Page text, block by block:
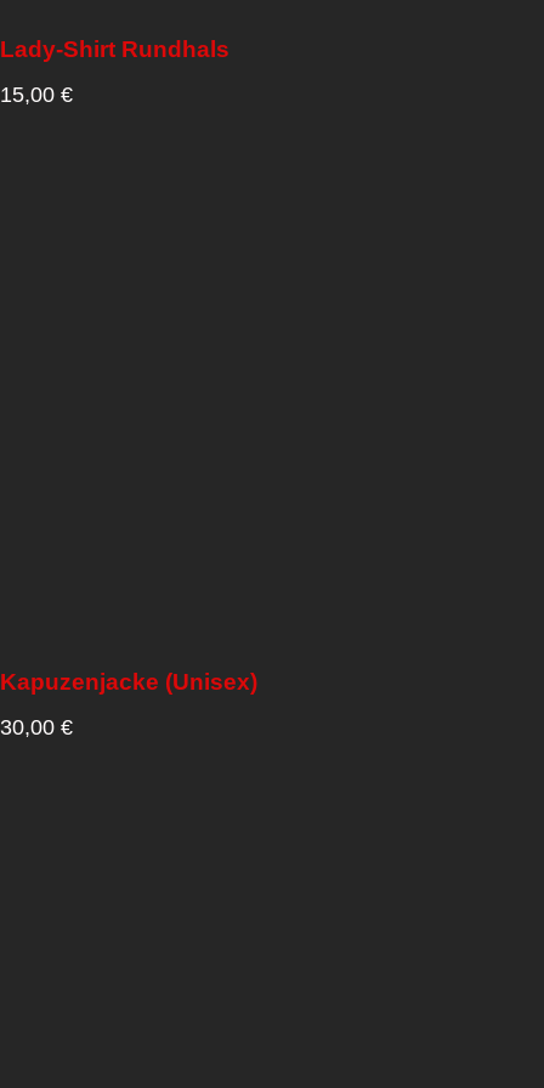
Lady-Shirt Rundhals
15,00 €
Kapuzenjacke (Unisex)
30,00 €